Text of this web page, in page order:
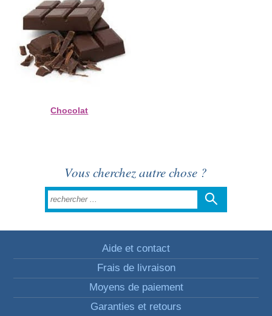
Chocolat
Vous cherchez autre chose ?
Aide et contact
Frais de livraison
Moyens de paiement
Garanties et retours